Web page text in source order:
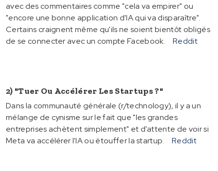
avec des commentaires comme "cela va empirer" ou
"encore une bonne application d'IA qui va disparaître".
Certains craignent même qu'ils ne soient bientôt obligés
de se connecter avec un compte Facebook.
Reddit
2) "Tuer Ou Accélérer Les Startups ?"
Dans la communauté générale (r/technology), il y a un
mélange de cynisme sur le fait que "les grandes
entreprises achètent simplement" et d'attente de voir si
Meta va accélérer l'IA ou étouffer la startup.
Reddit